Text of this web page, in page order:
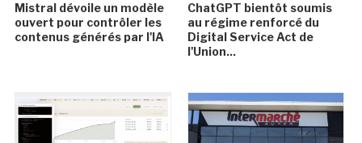
Mistral dévoile un modèle
ouvert pour contrôler les
contenus générés par l'IA
ChatGPT bientôt soumis
au régime renforcé du
Digital Service Act de
l'Union...